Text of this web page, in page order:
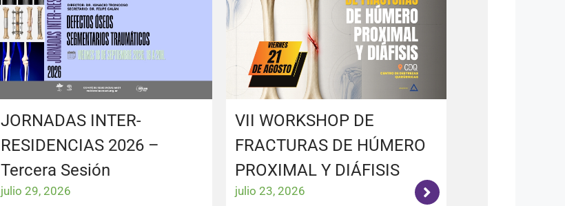
JORNADAS INTER-
RESIDENCIAS 2026 –
Tercera Sesión
julio 29, 2026
VII WORKSHOP DE
FRACTURAS DE HÚMERO
PROXIMAL Y DIÁFISIS
julio 23, 2026